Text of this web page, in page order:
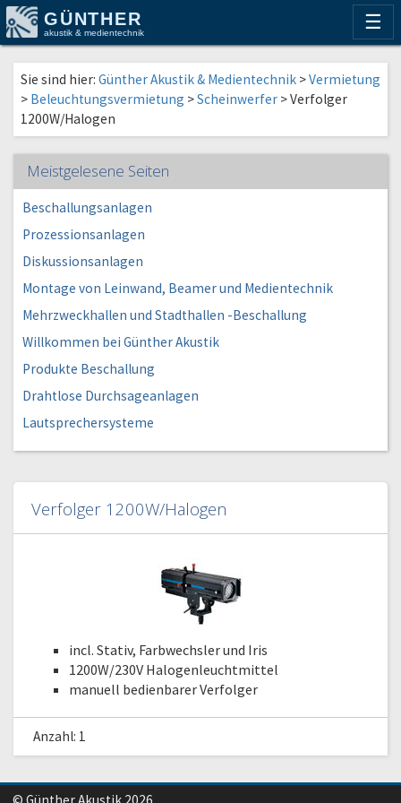
GÜNTHER
akustik & medientechnik ☰
Sie sind hier: Günther Akustik & Medientechnik >Vermietung
> Beleuchtungsvermietung >Scheinwerfer >Verfolger
1200W/Halogen
Meistgelesene Seiten
Beschallungsanlagen
Prozessionsanlagen
Diskussionsanlagen
Montage von Leinwand, Beamer und Medientechnik
Mehrzweckhallen und Stadthallen -Beschallung
Willkommen bei Günther Akustik
Produkte Beschallung
Drahtlose Durchsageanlagen
Lautsprechersysteme
Verfolger 1200W/Halogen
incl. Stativ, Farbwechsler und Iris
1200W/230V Halogenleuchtmittel
manuell bedienbarer Verfolger
Anzahl: 1
© Günther Akustik 2026